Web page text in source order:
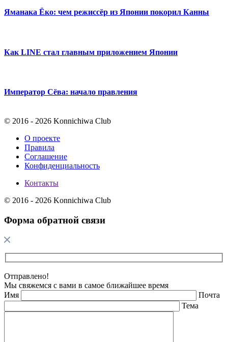
Яманака Ёко: чем режиссёр из Японии покорил Канны
Как LINE стал главным приложением Японии
Император Сёва: начало правления
© 2016 - 2026 Konnichiwa Club
О проекте
Правила
Соглашение
Конфиденциальность
Контакты
© 2016 - 2026 Konnichiwa Club
Форма обратной связи
Отправлено!
Мы свяжемся с вами в самое ближайшее время
Имя
Почта
Тема